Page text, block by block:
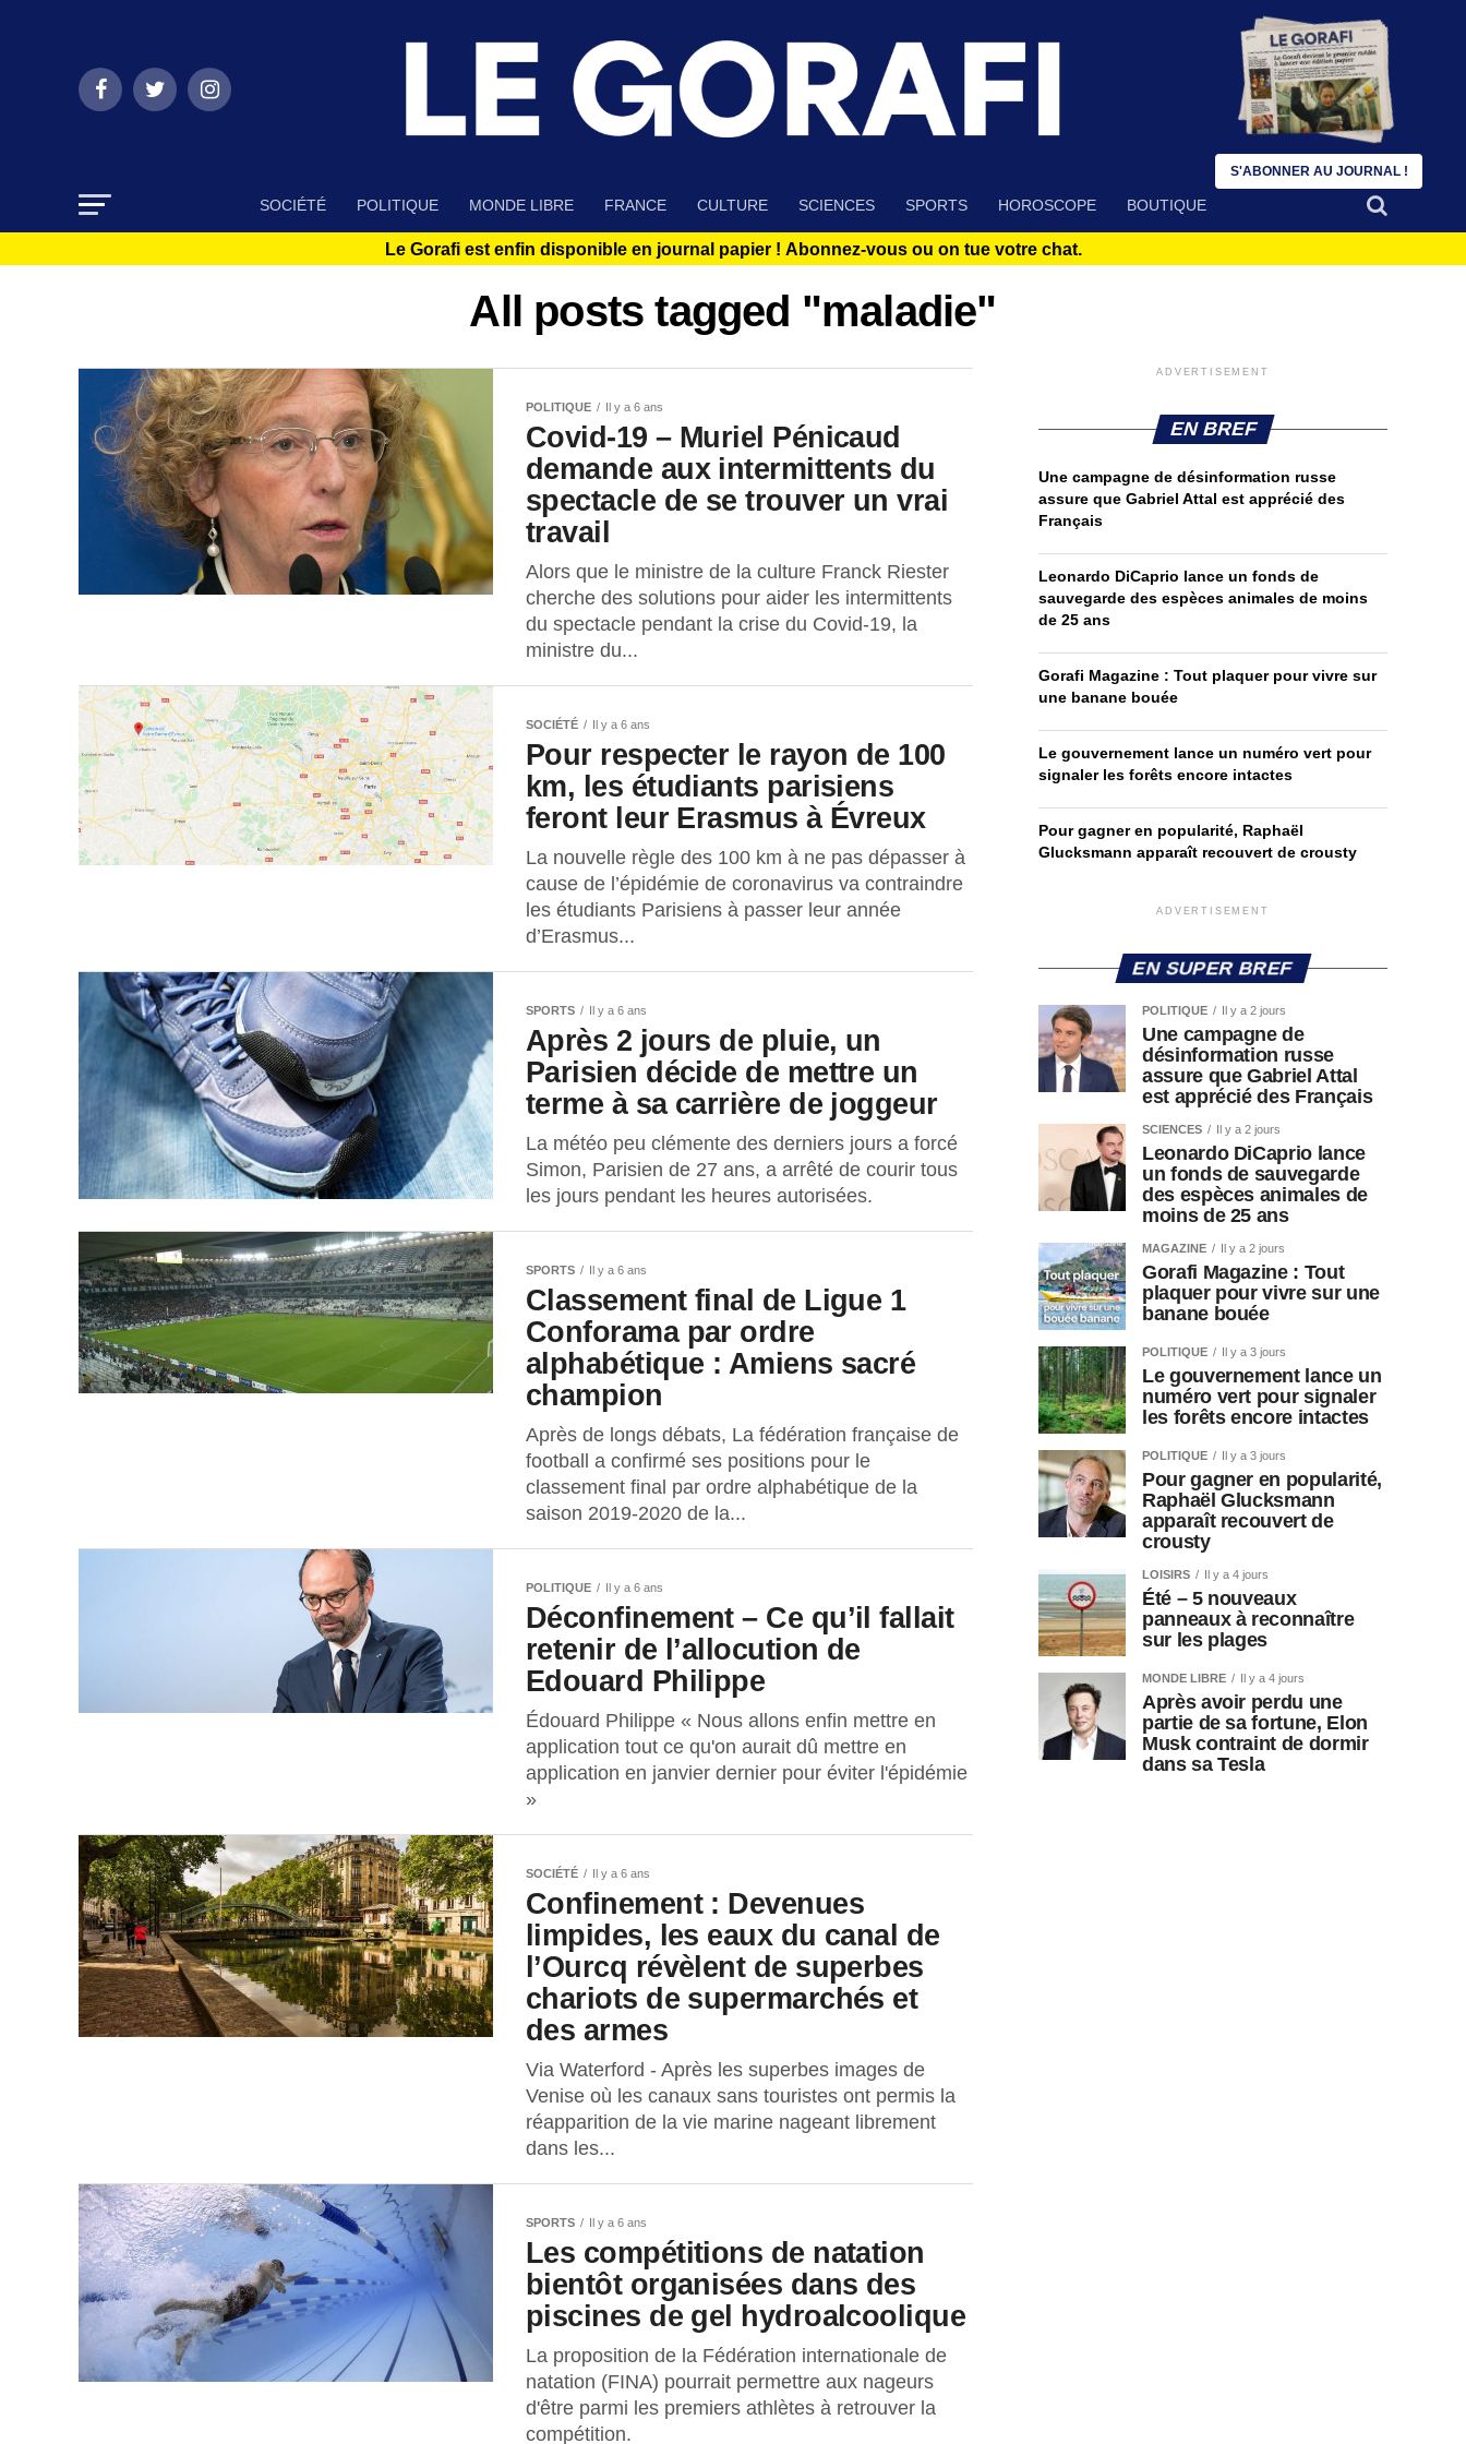
SOCIÉTÉ POLITIQUE MONDE LIBRE FRANCE CULTURE SCIENCES SPORTS HOROSCOPE BOUTIQUE
Le Gorafi est enfin disponible en journal papier ! Abonnez-vous ou on tue votre chat.
All posts tagged "maladie"
POLITIQUE Il y a 6 ans
Covid-19 – Muriel Pénicaud
demande aux intermittents du
spectacle de se trouver un vrai
travail
Alors que le ministre de la culture Franck Riester
cherche des solutions pour aider les intermittents
du spectacle pendant la crise du Covid-19, la
ministre du...
SOCIÉTÉ Il y a 6 ans
Pour respecter le rayon de 100
km, les étudiants parisiens
feront leur Erasmus à Évreux
La nouvelle règle des 100 km à ne pas dépasser à
cause de l’épidémie de coronavirus va contraindre
les étudiants Parisiens à passer leur année
d’Erasmus...
SPORTS Il y a 6 ans
Après 2 jours de pluie, un
Parisien décide de mettre un
terme à sa carrière de joggeur
La météo peu clémente des derniers jours a forcé
Simon, Parisien de 27 ans, a arrêté de courir tous
les jours pendant les heures autorisées.
SPORTS Il y a 6 ans
Classement final de Ligue 1
Conforama par ordre
alphabétique : Amiens sacré
champion
Après de longs débats, La fédération française de
football a confirmé ses positions pour le
classement final par ordre alphabétique de la
saison 2019-2020 de la...
POLITIQUE Il y a 6 ans
Déconfinement – Ce qu’il fallait
retenir de l’allocution de
Edouard Philippe
Édouard Philippe « Nous allons enfin mettre en
application tout ce qu'on aurait dû mettre en
application en janvier dernier pour éviter l'épidémie
»
SOCIÉTÉ Il y a 6 ans
Confinement : Devenues
limpides, les eaux du canal de
l’Ourcq révèlent de superbes
chariots de supermarchés et
des armes
Via Waterford - Après les superbes images de
Venise où les canaux sans touristes ont permis la
réapparition de la vie marine nageant librement
dans les...
SPORTS Il y a 6 ans
Les compétitions de natation
bientôt organisées dans des
piscines de gel hydroalcoolique
La proposition de la Fédération internationale de
natation (FINA) pourrait permettre aux nageurs
d'être parmi les premiers athlètes à retrouver la
compétition.
ADVERTISEMENT
EN BREF
Une campagne de désinformation russe
assure que Gabriel Attal est apprécié des
Français
Leonardo DiCaprio lance un fonds de
sauvegarde des espèces animales de moins
de 25 ans
Gorafi Magazine : Tout plaquer pour vivre sur
une banane bouée
Le gouvernement lance un numéro vert pour
signaler les forêts encore intactes
Pour gagner en popularité, Raphaël
Glucksmann apparaît recouvert de crousty
ADVERTISEMENT
EN SUPER BREF
POLITIQUE Il y a 2 jours
Une campagne de
désinformation russe
assure que Gabriel Attal
est apprécié des Français
SCIENCES Il y a 2 jours
Leonardo DiCaprio lance
un fonds de sauvegarde
des espèces animales de
moins de 25 ans
MAGAZINE Il y a 2 jours
Gorafi Magazine : Tout
plaquer pour vivre sur une
banane bouée
POLITIQUE Il y a 3 jours
Le gouvernement lance un
numéro vert pour signaler
les forêts encore intactes
POLITIQUE Il y a 3 jours
Pour gagner en popularité,
Raphaël Glucksmann
apparaît recouvert de
crousty
LOISIRS Il y a 4 jours
Été – 5 nouveaux
panneaux à reconnaître
sur les plages
MONDE LIBRE Il y a 4 jours
Après avoir perdu une
partie de sa fortune, Elon
Musk contraint de dormir
dans sa Tesla
S'ABONNER AU JOURNAL !